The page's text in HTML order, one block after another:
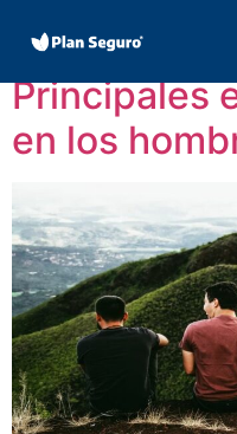
Día:18
Principales
en los